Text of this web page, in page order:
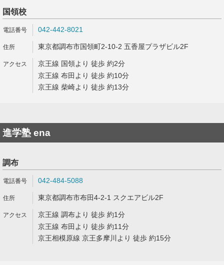
国領校
042-442-8021
東京都調布市国領町2-10-2 五香屋プラザビル2F
京王線 国領より 徒歩 約2分
京王線 布田より 徒歩 約10分
京王線 柴崎より 徒歩 約13分
進学塾 ena
調布
042-484-5088
東京都調布市布田4-2-1 スクエアビル2F
京王線 調布より 徒歩 約1分
京王線 布田より 徒歩 約11分
京王相模原線 京王多摩川より 徒歩 約15分